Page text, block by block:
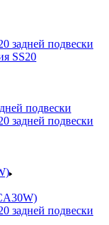
задней подвески
SS20
подвески
задней подвески
задней подвески